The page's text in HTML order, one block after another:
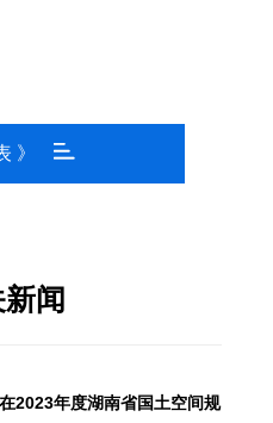
》
闻
2023年度湖南省国土空间规